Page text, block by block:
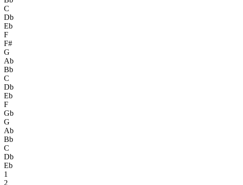
C
Db
Eb
F
F#
G
Ab
Bb
C
Db
Eb
F
Gb
G
Ab
Bb
C
Db
Eb
1
2